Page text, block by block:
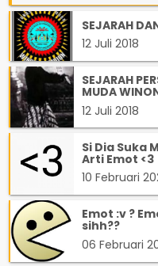
SEJARAH
12 Juli 2018
SEJARAH
MUDA
12 Juli 2018
Si Dia Suka
Arti Emot <3
10 Februari
Emot :v ?
sihh??
06 Februari